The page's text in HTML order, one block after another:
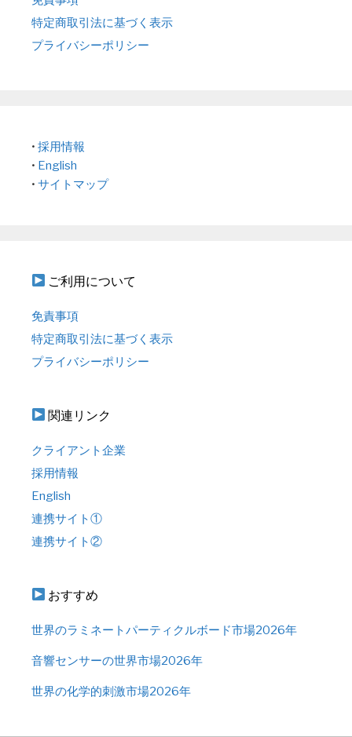
特定商取引法に基づく表示
プライバシーポリシー
• 採用情報
• English
• サイトマップ
ご利用について
免責事項
特定商取引法に基づく表示
プライバシーポリシー
関連リンク
クライアント企業
採用情報
English
連携サイト①
連携サイト②
おすすめ
世界のラミネートパーティクルボード市場2026年
音響センサーの世界市場2026年
世界の化学的刺激市場2026年